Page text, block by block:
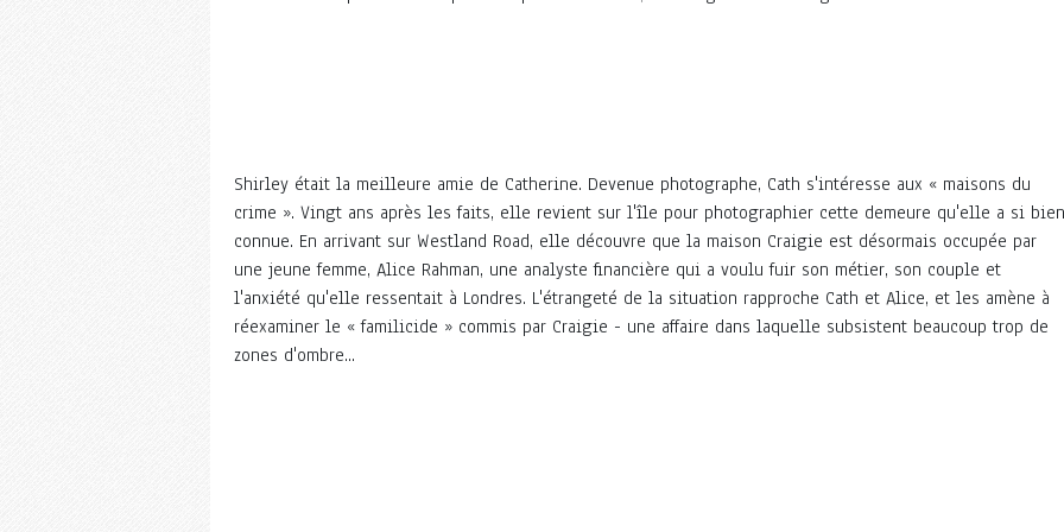
Shirley était la meilleure amie de Catherine. Devenue photographe, Cath s'intéresse aux « maisons du
crime ». Vingt ans après les faits, elle revient sur l'île pour photographier cette demeure qu'elle a si bien
connue. En arrivant sur Westland Road, elle découvre que la maison Craigie est désormais occupée par
une jeune femme, Alice Rahman, une analyste financière qui a voulu fuir son métier, son couple et
l'anxiété qu'elle ressentait à Londres. L'étrangeté de la situation rapproche Cath et Alice, et les amène à
réexaminer le « familicide » commis par Craigie - une affaire dans laquelle subsistent beaucoup trop de
zones d'ombre...